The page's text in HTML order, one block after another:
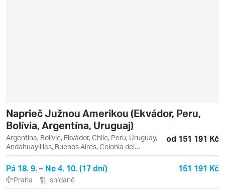
Naprieč Južnou Amerikou (Ekvádor, Peru,
Bolívia, Argentína, Uruguaj)
Argentina, Bolívie, Ekvádor, Chile, Peru, Uruguay,
Andahuaylillas, Buenos Aires, Colonia del
Sacramento, Cusco, Lago Titicaca, La Paz,
Montevideo, Ollantaytambo, Puno, Quito, Sucre,
Taquile, Urubamba
od 151 191 Kč
Pá 18. 9. – Ne 4. 10. (17 dní) 151 191 Kč
Praha snídaně